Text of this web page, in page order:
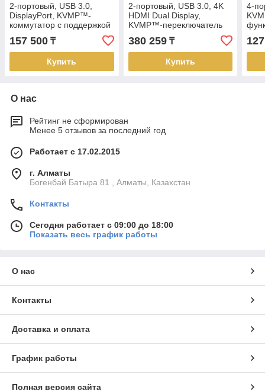
2-портовый, USB 3.0,
DisplayPort, KVMP™-
коммутатор с поддержкой
4K (кабели в комплекте)
CS1922 ATEN
157 500 ₸
Купить
2-портовый, USB 3.0, 4K
HDMI Dual Display,
KVMP™-переключатель
380 259₸
Купить
4-
О нас
Рейтинг не сформирован
Менее 5 отзывов за последний год
Работает с 17.02.2015
г. Алматы
Богенбай Батыра 81 , Алматы, Казахстан
Контакты
Сегодня работает с 09:00 до 18:00
Показать весь график работы
О нас
Контакты
Доставка и оплата
График работы
Полная версия сайта